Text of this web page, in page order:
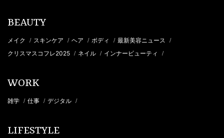
BEAUTY
メイク / スキンケア / ヘア / ボディ / 最新美容ニュース /
クリスマスコフレ2025 / ネイル / インナービューティ /
WORK
雑学 / 仕事 / デジタル /
LIFESTYLE